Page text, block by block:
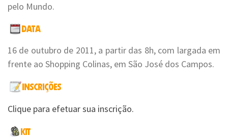
pelo Mundo.
16 de outubro de 2011, a partir das 8h, com largada em
frente ao Shopping Colinas, em São José dos Campos.
Clique para efetuar sua inscrição.